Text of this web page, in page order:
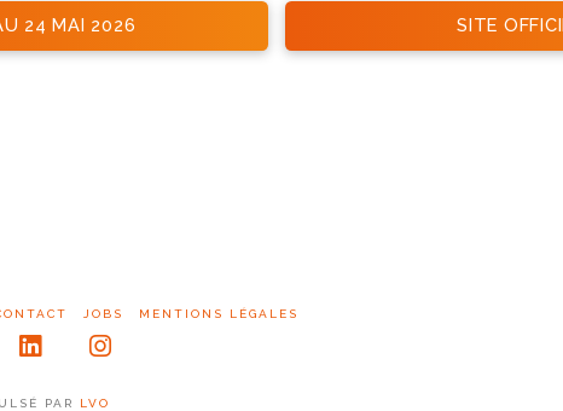
24 MAI 2026 SITE
JOBS MENTIONS LÉGALES
PAR LVO